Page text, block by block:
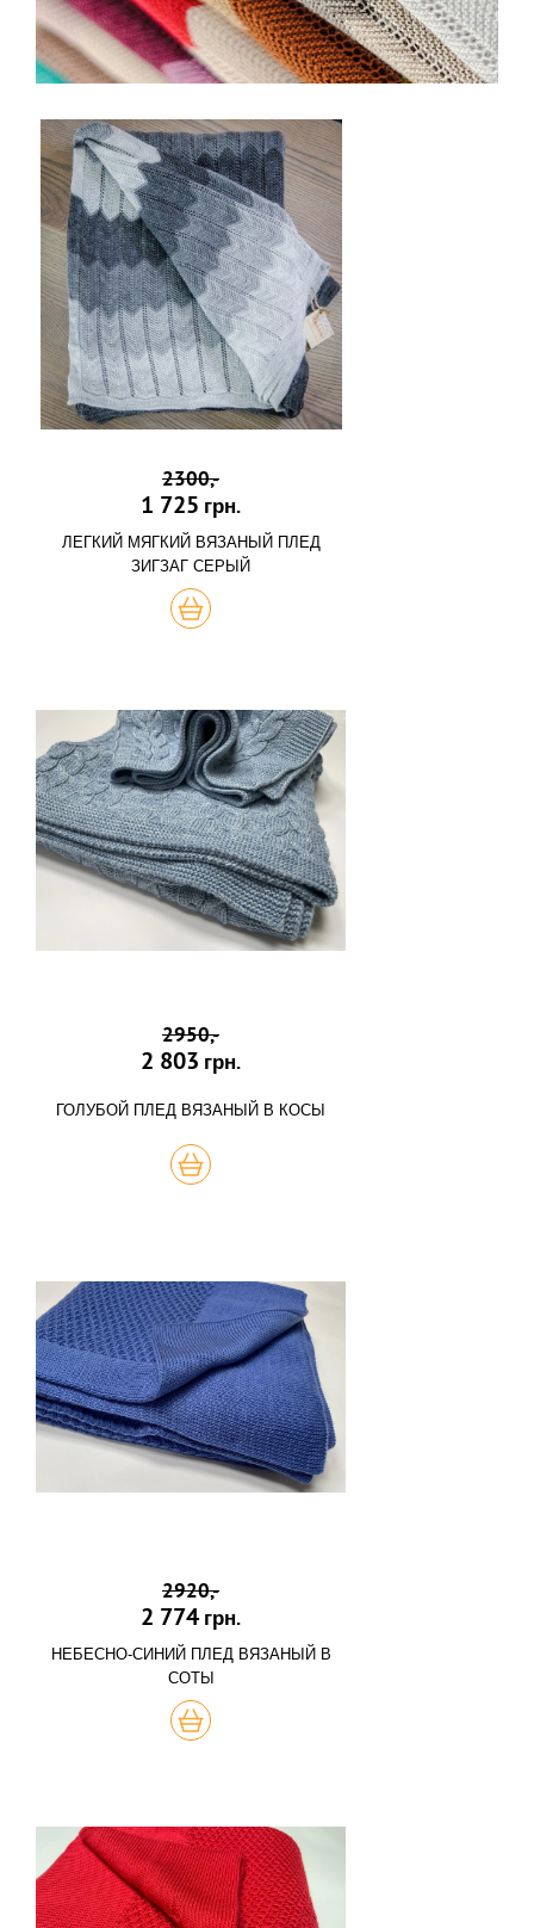
2300,-
1 725 грн.
ЛЕГКИЙ МЯГКИЙ ВЯЗАНЫЙ ПЛЕД
ЗИГЗАГ СЕРЫЙ
КУПИТЬ
2950,-
2 803 грн.
ГОЛУБОЙ ПЛЕД ВЯЗАНЫЙ В КОСЫ
КУПИТЬ
2920,-
2 774 грн.
НЕБЕСНО-СИНИЙ ПЛЕД ВЯЗАНЫЙ В
СОТЫ
КУПИТЬ